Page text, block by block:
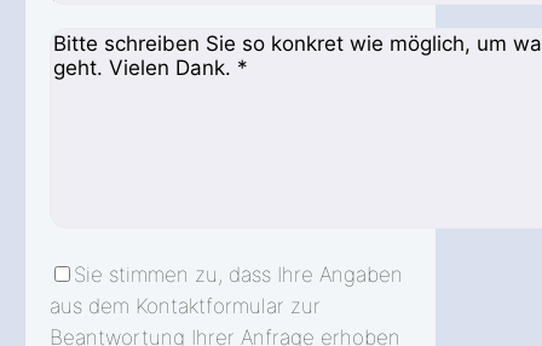
Sie stimmen zu, dass Ihre Angaben
aus dem Kontaktformular zur
Beantwortung Ihrer Anfrage erhoben